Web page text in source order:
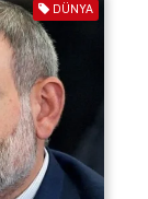
DÜNYA